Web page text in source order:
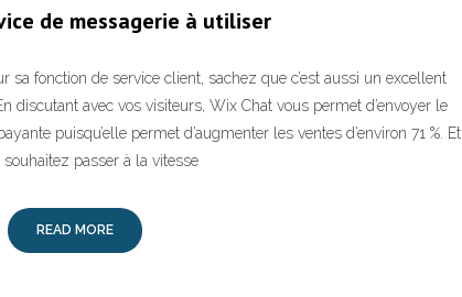
de messagerie à utiliser
sa fonction de service client, sachez que c’est aussi un excellent
discutant avec vos visiteurs, Wix Chat vous permet d’envoyer le
puisqu’elle permet d’augmenter les ventes d’environ 71 %. Et
souhaitez passer à la vitesse
READ MORE